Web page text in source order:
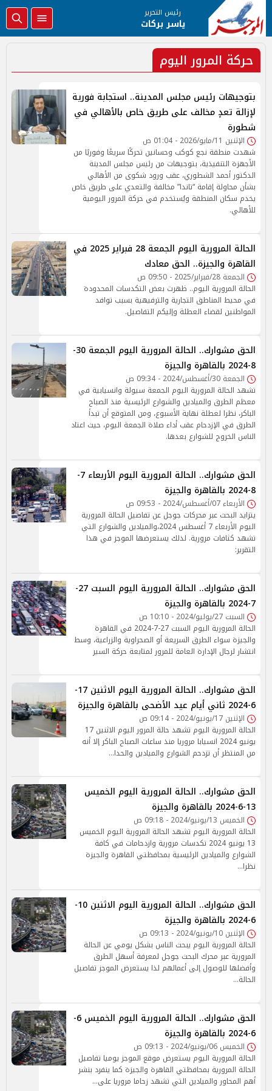
رئيس التحرير
ياسر بركات
حركة المرور اليوم
بتوجيهات رئيس مجلس المدينة.. استجابة فورية
لإزالة تعدٍ مخالف على طريق خاص بالأهالي في
شطورة
الإثنين 11/مايو/2026 - 01:04 ص
شهدت منطقة نجع كوكب وحسانين تحركًا سريعًا وفوريًا من
الأجهزة التنفيذية، بتوجيهات من رئيس مجلس المدينة
الدكتور أحمد الشطوري، عقب ورود شكوى من الأهالي
بشأن محاولة إقامة “تاندا” مخالفة والتعدي على طريق خاص
يخدم سكان المنطقة ويُستخدم في حركة المرور اليومية
للأهالي.
الحالة المرورية اليوم الجمعة 28 فبراير 2025 في
القاهرة والجيزة.. الحق معادك
الجمعة 28/فبراير/2025 - 09:50 ص
الحالة المرورية اليوم.. ظهرت بعض التكدسات المحدودة
في محيط المناطق التجارية والترفيهية بسبب توافد
المواطنين لقضاء العطلة وإليكم التفاصيل.
الحق مشوارك.. الحالة المرورية اليوم الجمعة 30-
8-2024 بالقاهرة والجيزة
الجمعة 30/أغسطس/2024 - 09:34 ص
تشهد الحالة المرورية اليوم الجمعة سيولة وانسيابية في
معظم الطرق والميادين والشوارع الرئيسية منذ الصباح
الباكر، نظرا لعطلة نهاية الأسبوع، ومن المتوقع أن تبدأ
الطرق في الإزدحام عقب أداء صلاة الجمعة اليوم، حيث اعتاد
الناس الخروج للشوارع بعدها.
الحق مشوارك.. الحالة المرورية اليوم الأربعاء 7-
8-2024 بالقاهرة والجيزة
الأربعاء 07/أغسطس/2024 - 09:53 ص
يتزايد البحث عبر محركات جوجل عن تفاصيل الحالة المرورية
اليوم الأربعاء 7 أغسطس 2024،والميادين والشوارع التي
تشهد كثافات مرورية. لذلك يستعرضها الموجز في هذا
التقرير:
الحق مشوارك.. الحالة المرورية اليوم السبت 27-
7-2024 بالقاهرة والجيزة
السبت 27/يوليو/2024 - 10:10 ص
الحالة المرورية اليوم السبت 27-7-2024 في القاهرة
والجيزة سواء الطرق السريعة أو الصحراوية والزراعية، وسط
انتشار لرجال الإدارة العامة للمرور لمتابعة حركة السير
الحق مشوارك.. الحالة المرورية اليوم الاثنين 17-
6-2024 ثاني أيام عيد الأضحى بالقاهرة والجيزة
الإثنين 17/يونيو/2024 - 09:14 ص
الحالة المرورية اليوم تشهد حالة المرور اليوم الاثنين 17
يونيو 2024 انسيابا مروريا منذ ساعات الصباح الباكر إلا أنه
من المنتظر أن تزدحم الشوارع والميادين والحدا…
الحق مشوارك.. الحالة المرورية اليوم الخميس
13-6-2024 بالقاهرة والجيزة
الخميس 13/يونيو/2024 - 09:18 ص
الحالة المرورية اليوم تشهد الحالة المرورية اليوم الخميس
13 يونيو 2024 تكدسات مرورية وازدحامات في كافة
الشوارع والميادين الرئيسية بمحافظتي القاهرة والجيزة
نظرا…
الحق مشوارك.. الحالة المرورية اليوم الاثنين 10-
6-2024 بالقاهرة والجيزة
الإثنين 10/يونيو/2024 - 09:13 ص
الحالة المرورية اليوم يبحث الناس بشكل يومي عن الحالة
المرورية عبر محرك البحث جوجل لمعرفة أسهل الطرق
وأفضلها للوصول إلى أعمالهم لذا يستعرض الموجز تفاصيل
الحالة…
الحق مشوارك.. الحالة المرورية اليوم الخميس 6-
6-2024 بالقاهرة والجيزة
الخميس 06/يونيو/2024 - 09:13 ص
الحالة المرورية اليوم يستعرض موقع الموجز يوميا تفاصيل
الحالة المرورية بمحافظتي القاهرة والجيزة كما ينفرد بنشر
أهم المحاور والميادين التي تشهد زحاما مروريا على…